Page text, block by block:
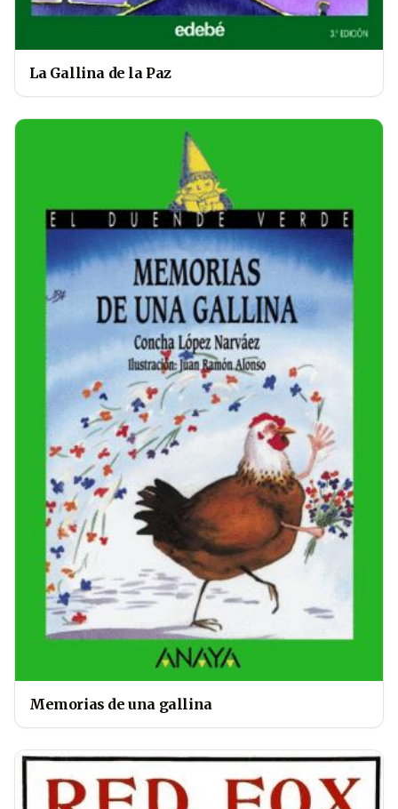
La Gallina de la Paz
Memorias de una gallina